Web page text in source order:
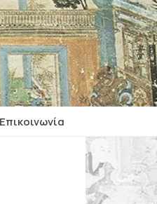
Επικοινωνία